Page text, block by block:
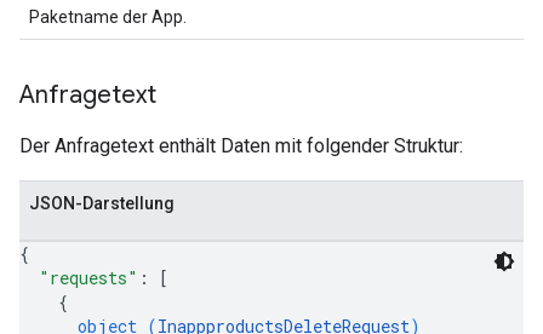
Paketname der App.
Anfragetext
Der Anfragetext enthält Daten mit folgender Struktur:
JSON-Darstellung
{
"requests" :
[
{
object (InappproductsDeleteRequest)